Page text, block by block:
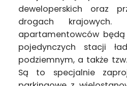
deweloperskich oraz
drogach krajowych.
apartamentowców
pojedynczych stacji
podziemnym, a także
Są to specjalnie